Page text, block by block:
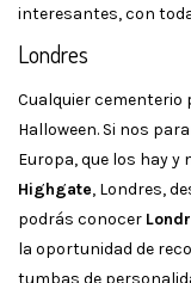
interesantes, con
Londres
Cualquier
Halloween. Si nos
Europa, que los hay y
Highgate, Londres,
podrás conocer
la oportunidad de
tumbas de